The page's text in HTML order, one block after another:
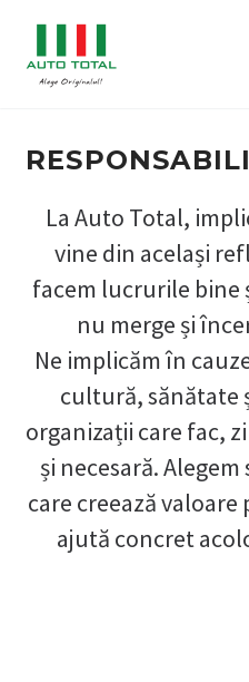
La Auto Total,
vine din același
facem lucrurile bine
nu merge și
Ne implicăm în
cultură, sănătate
organizații care fac,
și necesară.
care creează
ajută concret